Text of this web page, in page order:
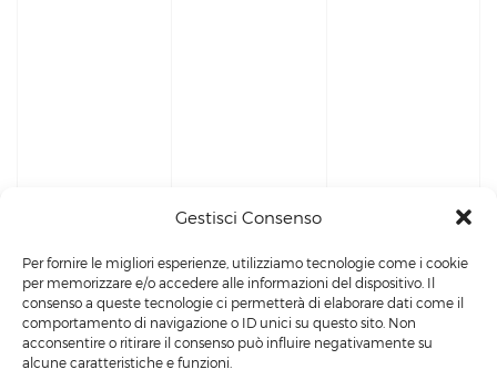
Gestisci Consenso
Per fornire le migliori esperienze, utilizziamo tecnologie come i cookie
per memorizzare e/o accedere alle informazioni del dispositivo. Il
consenso a queste tecnologie ci permetterà di elaborare dati come il
comportamento di navigazione o ID unici su questo sito. Non
acconsentire o ritirare il consenso può influire negativamente su
alcune caratteristiche e funzioni.